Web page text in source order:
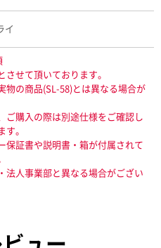
イ
せて頂いております。
の商品(SL-58)とは異なる場合が
購入の際は別途仕様をご確認し
。
証書や説明書・箱が付属されて
人事業部と異なる場合がござい